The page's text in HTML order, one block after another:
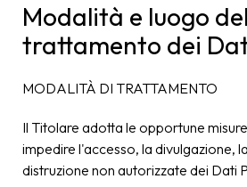
Modalità e luogo del
trattamento dei
MODALITÀ DI TRATTAMENTO
Il Titolare adotta le opportune
impedire l'accesso, la divulgazione,
distruzione non autorizzate dei Dati